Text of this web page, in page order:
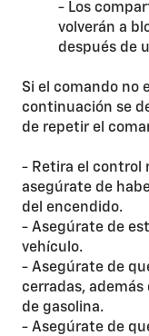
- Los
volverán a
después de
Si el comando no
continuación se
de repetir el
- Retira el control
asegúrate de
del encendido.
- Asegúrate de
vehículo.
- Asegúrate de
cerradas, además
de gasolina.
- Asegúrate de